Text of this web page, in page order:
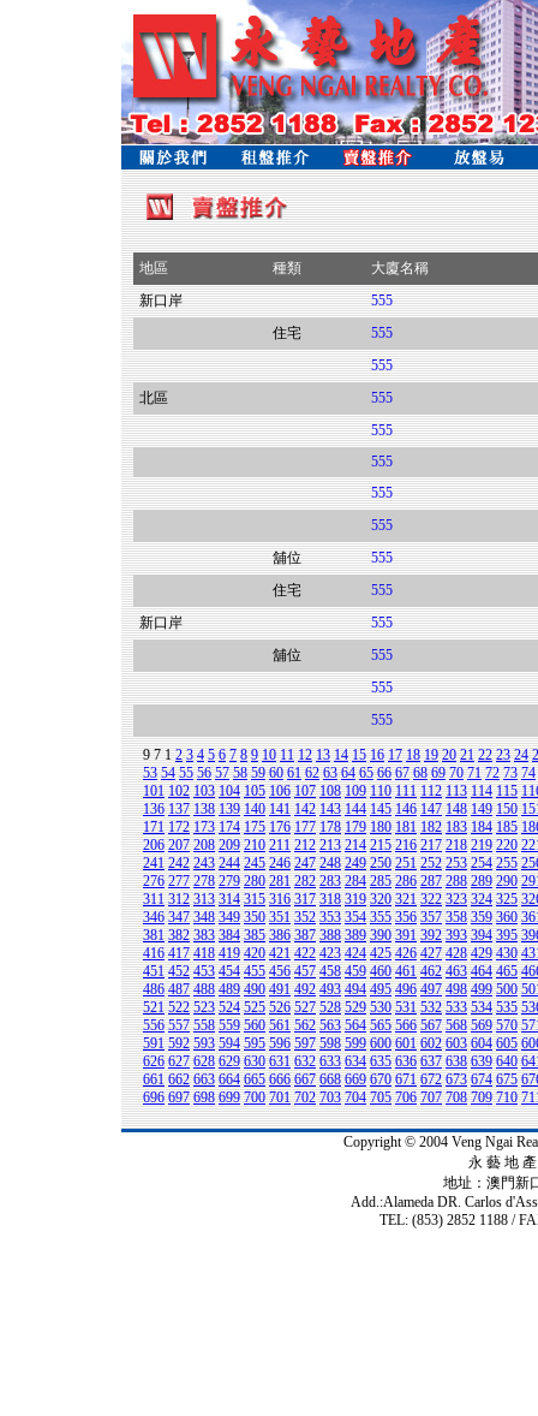
地區 種類
大廈名稱
新口岸
555
住宅
555
555
北區
555
555
555
555
555
舖位
555
住宅
555
新口岸
555
舖位
555
555
555
9 712 3 4 5 6 7 8 9 10 11 12 13 14 15 16 17 18 19 20 21 22 23 24
53 54 55 56 57 58 59 60 61 62 63 64 65 66 67 68 69 70 71 72 73 74
101 102 103 104 105 106 107 108 109 110 111 112 113 114 115
136 137 138 139 140 141 142 143 144 145 146 147 148 149 150
171 172 173 174 175 176 177 178 179 180 181 182 183 184 185
206 207 208 209 210 211 212 213 214 215 216 217 218 219 220
241 242 243 244 245 246 247 248 249 250 251 252 253 254 255
276 277 278 279 280 281 282 283 284 285 286 287 288 289 290
311 312 313 314 315 316 317 318 319 320 321 322 323 324 325
346 347 348 349 350 351 352 353 354 355 356 357 358 359 360
381 382 383 384 385 386 387 388 389 390 391 392 393 394 395
416 417 418 419 420 421 422 423 424 425 426 427 428 429 430
451 452 453 454 455 456 457 458 459 460 461 462 463 464 465
486 487 488 489 490 491 492 493 494 495 496 497 498 499 500
521 522 523 524 525 526 527 528 529 530 531 532 533 534 535
556 557 558 559 560 561 562 563 564 565 566 567 568 569 570
591 592 593 594 595 596 597 598 599 600 601 602 603 604 605
626 627 628 629 630 631 632 633 634 635 636 637 638 639 640
661 662 663 664 665 666 667 668 669 670 671 672 673 674 675
696 697 698 699 700 701 702 703 704 705 706 707 708 709 710
Copyright © 2004 Veng Ngai
永 藝 地
地址：澳門新
Add.:Alameda DR. Carlos
TEL: (853) 2852 1188 /